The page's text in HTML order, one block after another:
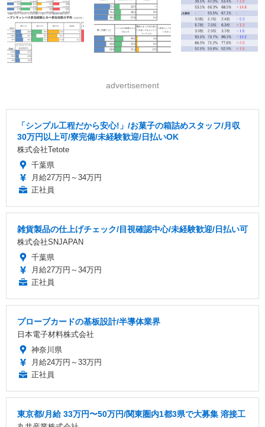
advertisement
「シンプル工程だから安心!」/お菓子の箱詰めスタッフ/月収
30万円以上可/寮完備/未経験歓迎/日払いOK
株式会社Tetote
千葉県
月給27万円～34万円
正社員
雑貨製品の仕上げチェック/目視確認中心/未経験歓迎/日払い可
株式会社SNJAPAN
千葉県
月給27万円～34万円
正社員
プローブカードの基板設計/半導体業界
日本電子材料株式会社
神奈川県
月給24万円～33万円
正社員
東京都/月給 33万円〜50万円/関東圏内1都3県で大募集 溶接工